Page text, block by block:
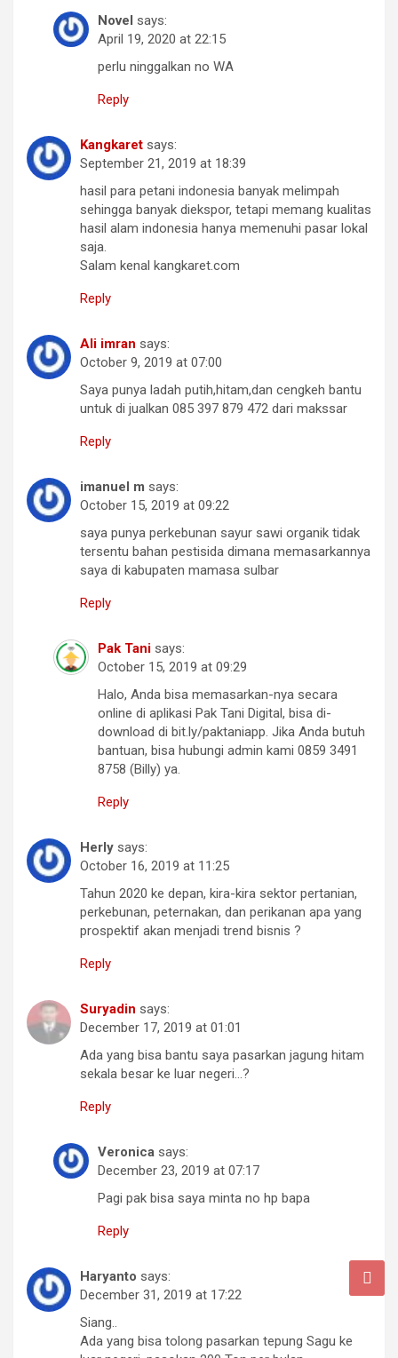
Novel says:
April 19, 2020 at 22:15
perlu ninggalkan no WA
Reply
Kangkaret says:
September 21, 2019 at 18:39
hasil para petani indonesia banyak melimpah
sehingga banyak diekspor, tetapi memang kualitas
hasil alam indonesia hanya memenuhi pasar lokal
saja.
Salam kenal kangkaret.com
Reply
Ali imran says:
October 9, 2019 at 07:00
Saya punya ladah putih,hitam,dan cengkeh bantu
untuk di jualkan 085 397 879 472 dari makssar
Reply
imanuel m says:
October 15, 2019 at 09:22
saya punya perkebunan sayur sawi organik tidak
tersentu bahan pestisida dimana memasarkannya
saya di kabupaten mamasa sulbar
Reply
Pak Tani says:
October 15, 2019 at 09:29
Halo, Anda bisa memasarkan-nya secara
online di aplikasi Pak Tani Digital, bisa di-
download di bit.ly/paktaniapp. Jika Anda butuh
bantuan, bisa hubungi admin kami 0859 3491
8758 (Billy) ya.
Reply
Herly says:
October 16, 2019 at 11:25
Tahun 2020 ke depan, kira-kira sektor pertanian,
perkebunan, peternakan, dan perikanan apa yang
prospektif akan menjadi trend bisnis ?
Reply
Suryadin says:
December 17, 2019 at 01:01
Ada yang bisa bantu saya pasarkan jagung hitam
sekala besar ke luar negeri…?
Reply
Veronica says:
December 23, 2019 at 07:17
Pagi pak bisa saya minta no hp bapa
Reply
Haryanto says:
December 31, 2019 at 17:22
Siang..
Ada yang bisa tolong pasarkan tepung Sagu ke